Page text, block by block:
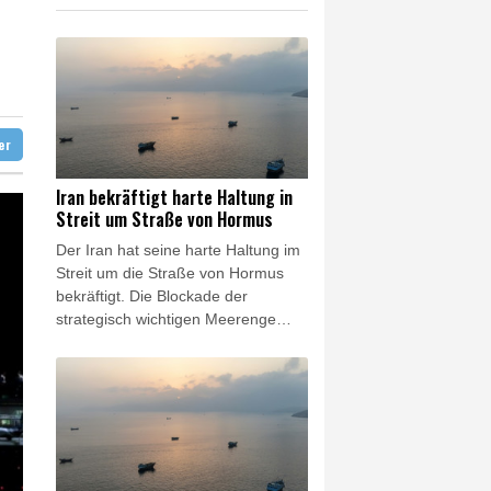
gebildet
Iran bekräftigt harte Haltung in
Streit um Straße von Hormus
Der Iran hat seine harte Haltung im
Streit um die Straße von Hormus
bekräftigt. Die Blockade der
strategisch wichtigen Meerenge
Feind alle unsere Bedingungen
erfüllt", sagte der Sprecher der
iranischen Revolutionsgarden,
Hossein Mohebi, am Sonntag nach
Angaben des Staatsfernsehens.
"Die Meerenge ist für uns derzeit